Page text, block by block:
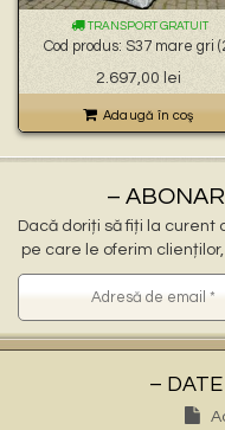
👼 –
🦜 –
💧 –
🍄 –
🏺 –
TRANSPORT GRATUIT
Cod produs: S37 mare gri
Prețul
inițial
a
fost:
2.900,00 lei.
2.697,00 lei
este:
Adaugă în coş
–
Dacă doriți să fiți la
pe care le oferim
–